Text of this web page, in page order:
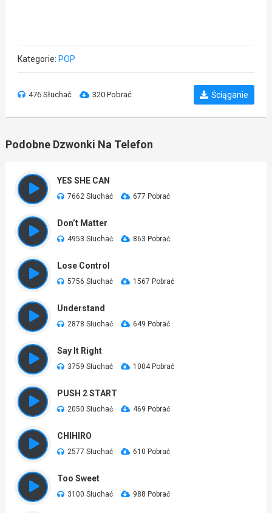
Kategorie: POP
476 Słuchać 320 Pobrać Ściąganie
Podobne Dzwonki Na Telefon
YES SHE CAN
7662 Słuchać 677 Pobrać
Don’t Matter
4953 Słuchać 863 Pobrać
Lose Control
5756 Słuchać 1567 Pobrać
Understand
2878 Słuchać 649 Pobrać
Say It Right
3759 Słuchać 1004 Pobrać
PUSH 2 START
2050 Słuchać 469 Pobrać
CHIHIRO
2577 Słuchać 610 Pobrać
Too Sweet
3100 Słuchać 988 Pobrać